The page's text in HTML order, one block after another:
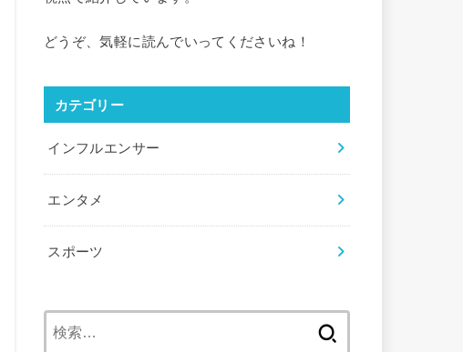
どうぞ、気軽に読んでいってくださいね！
カテゴリー
インフルエンサー
エンタメ
スポーツ